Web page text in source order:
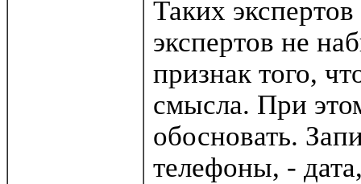
Таких
экспертов не
признак того,
смысла. При
обосновать.
телефоны, -